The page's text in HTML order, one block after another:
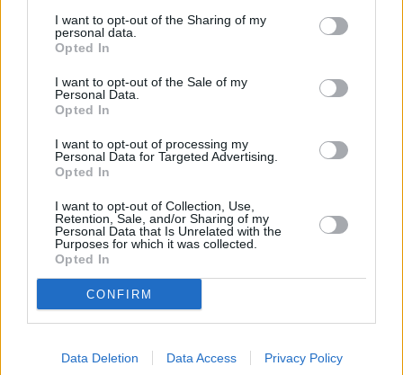
I want to opt-out of the Sharing of my
personal data.
Opted In
I want to opt-out of the Sale of my
Personal Data.
Opted In
I want to opt-out of processing my
Personal Data for Targeted Advertising.
Opted In
I want to opt-out of Collection, Use,
Retention, Sale, and/or Sharing of my
Personal Data that Is Unrelated with the
Purposes for which it was collected.
Opted In
CONFIRM
Data Deletion Data Access Privacy Policy